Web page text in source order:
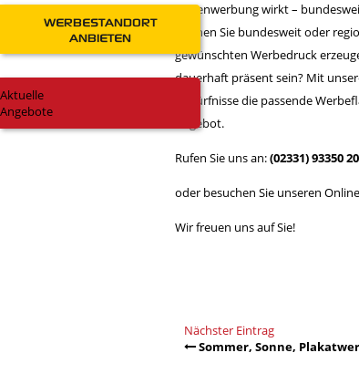
Außenwerbung wirkt –
können Sie bundesweit oder
gewünschten Werbedruck
dauerhaft präsent sein? Mit
Bedürfnisse die passende
Angebot.
Rufen Sie uns an:(02331) 93350 20
oder besuchen Sie unseren
Wir freuen uns auf Sie!
Nächster Eintrag
Sommer, Sonne,
WERBESTANDORT
ANBIETEN
Aktuelle
Angebote